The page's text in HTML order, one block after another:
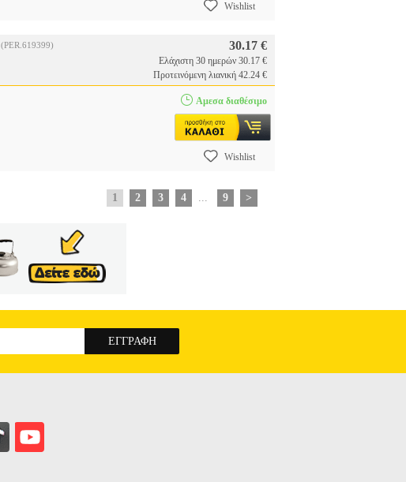
Wishlist
(PER.619399) 30.17 €
Ελάχιστη 30 ημερών 30.17 €
Προτεινόμενη λιανική 42.24 €
Αμεσα διαθέσιμο
Wishlist
1 2 3 4 ... 9 >